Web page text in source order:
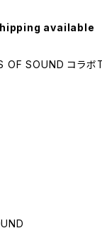
available
OF SOUND コラボ